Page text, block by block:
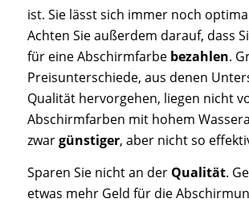
ist. Sie lässt sich immer noch
Achten Sie außerdem darauf, dass
für eine Abschirmfarbe bezahlen.
Preisunterschiede, aus denen
Qualität hervorgehen, liegen nicht
Abschirmfarben mit hohem
zwargünstiger, aber nicht so
Sparen Sie nicht an der Qualität.
etwas mehr Geld für die